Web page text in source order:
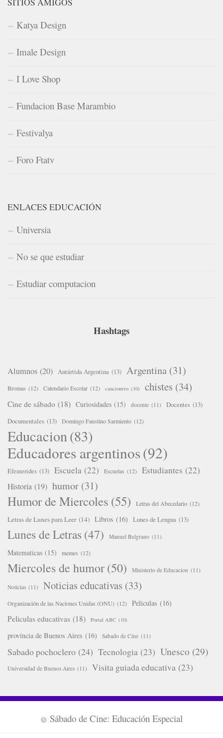
Katya Design
Imale Design
I Love Shop
Fundacion Base Marambio
Festivalya
Foro Ftatv
ENLACES EDUCACIÓN
Universia
No se que estudiar
Estudiar computacion
Hashtags
Alumnos (20) Antártida Argentina (13) Argentina (31)
Bromas (12) Calendario Escolar (12) cancionero (10) chistes (34)
Cine de sábado (18) Curiosidades (15) docente (11) Docentes (13)
Documentales (13) Domingo Faustino Sarmiento (12)
Educacion (83)
Educadores argentinos(92)
Efemerides (13) Escuela (22) Escuelas (12) Estudiantes (22)
Historia (19) humor (31)
Humor de Miercoles (55) Letras del Abecedario (12)
Letras de Lunes para Leer (14) Libros (16) Lunes de Lengua (13)
Lunes de Letras (47) Manuel Belgrano (11)
Matematicas (15) memes (12)
Miercoles de humor(50) Ministerio de Educacion (11)
Noticias (11) Noticias educativas (33)
Organización de las Naciones Unidas (ONU) (12) Peliculas (16)
Peliculas educativas (18) Portal ABC (10)
provincia de Buenos Aires (16) Sabado de Cine (11)
Sabado pochoclero (24) Tecnologia (23) Unesco (29)
Universidad de Buenos Aires (11) Visita guiada educativa (23)
Sábado de Cine: Educación Especial